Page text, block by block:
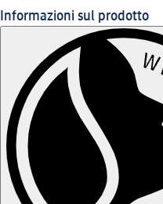
Informazioni sul prodotto